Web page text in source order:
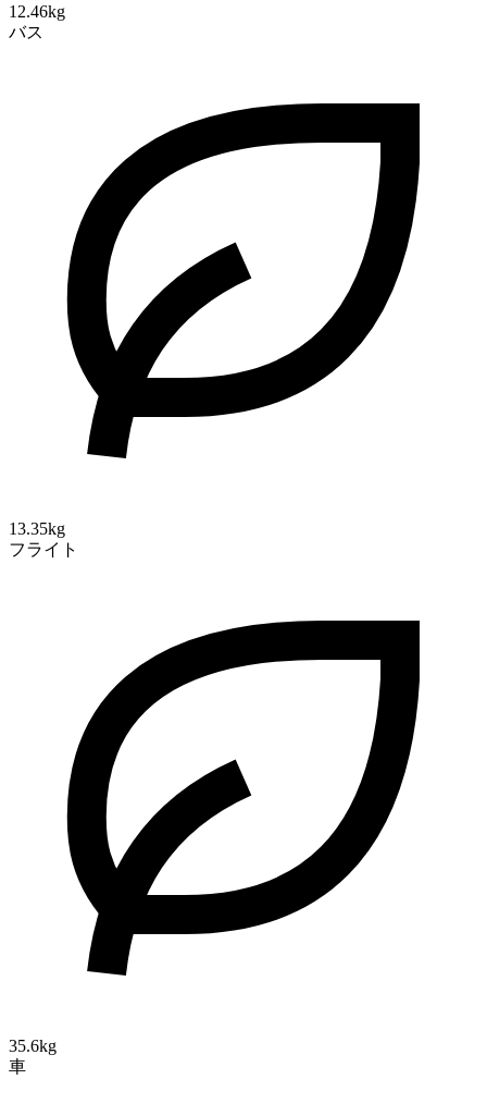
12.46kg
バス
13.35kg
フライト
35.6kg
車